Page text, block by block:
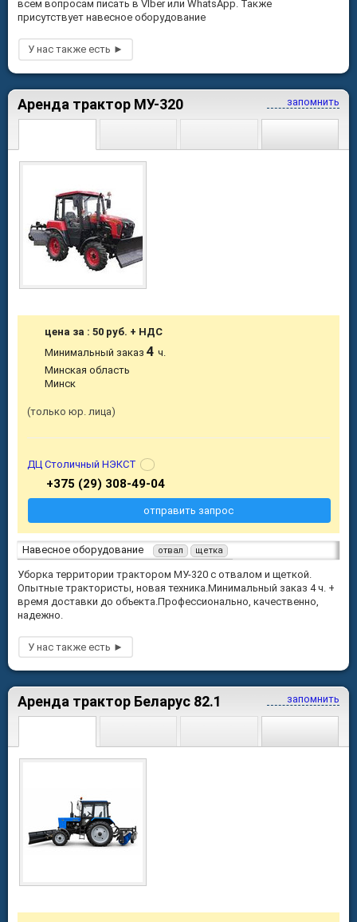
всем вопросам писать в VIber или WhatsApp. Также
присутствует навесное оборудование
запомнить
Аренда трактор МУ-320
Навесное оборудование отвал щетка
Уборка территории трактором МУ-320 с отвалом и щеткой.
Опытные трактористы, новая техника.Минимальный заказ 4 ч. +
время доставки до объекта.Профессионально, качественно,
надежно.
цена за : 50 руб. + НДС
Минимальный заказ4ч.
Минская область
Минск
только юр. лица
ДЦ Столичный НЭКСТ
+375 (29) 308-49-04
отправить запрос
запомнить
Аренда трактор Беларус 82.1